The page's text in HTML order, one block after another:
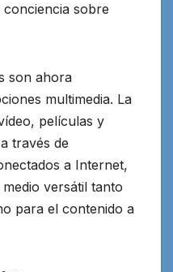
sobre
son ahora
multimedia. La
películas y
través de
a Internet,
versátil tanto
para el contenido a